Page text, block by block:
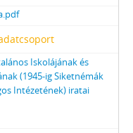
Iskolájának és
(1945-ig Siketnémák
Intézetének) iratai